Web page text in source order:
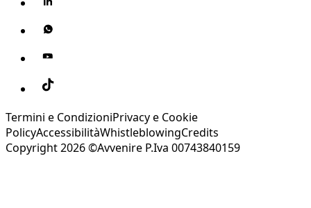
Termini e CondizioniPrivacy e Cookie
PolicyAccessibilitàWhistleblowingCredits
Copyright 2026 ©Avvenire P.Iva 00743840159